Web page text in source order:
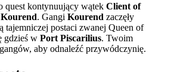
quest kontynuujący wątek Client of
. Gangi Kourend zaczęły
tajemniczej postaci zwanej Queen of
gdzieś w Port Piscarilius. Twoim
aby odnaleźć przywódczynię.